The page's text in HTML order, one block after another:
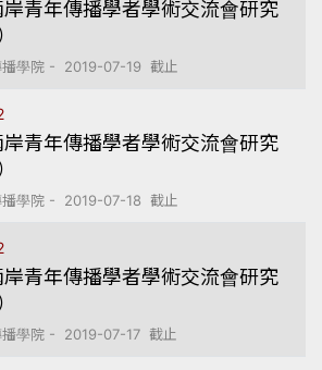
青年傳播學者學術交流會研究
播學院 - 2019-07-19 截止
青年傳播學者學術交流會研究
播學院 - 2019-07-18 截止
青年傳播學者學術交流會研究
播學院 - 2019-07-17 截止